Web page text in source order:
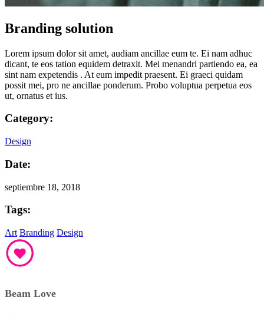
Branding solution
Lorem ipsum dolor sit amet, audiam ancillae eum te. Ei nam adhuc
dicant, te eos tation equidem detraxit. Mei menandri partiendo ea, ea
sint nam expetendis . At eum impedit praesent. Ei graeci quidam
possit mei, pro ne ancillae ponderum. Probo voluptua perpetua eos
ut, ornatus et ius.
Category:
Design
Date:
septiembre 18, 2018
Tags:
Art Branding Design
Beam Love